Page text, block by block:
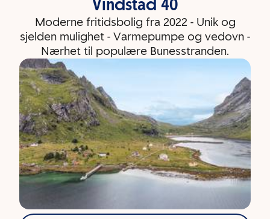
Vindstad 40
Moderne fritidsbolig fra 2022 - Unik og
sjelden mulighet - Varmepumpe og vedovn -
Nærhet til populære Bunesstranden.